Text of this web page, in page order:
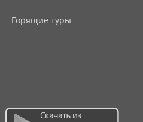
Горящие туры